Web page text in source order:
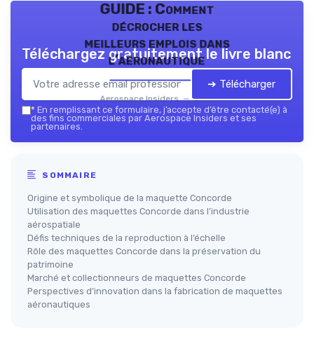
GUIDE : Comment
décrocher les
meilleurs emplois dans
l’aéronautique
Aerospace Insiders — 2026
Téléchargez gratuitement le livre blanc
➔ Télécharger
* En remplissant ce formulaire, j’accepte d’être contacté(e) à
des fins commerciales par Aerospace Insiders et ses
partenaires.
SOMMAIRE
Origine et symbolique de la maquette Concorde
Utilisation des maquettes Concorde dans l’industrie
aérospatiale
Défis techniques de la reproduction à l’échelle
Rôle des maquettes Concorde dans la préservation du
patrimoine
Marché et collectionneurs de maquettes Concorde
Perspectives d’innovation dans la fabrication de maquettes
aéronautiques